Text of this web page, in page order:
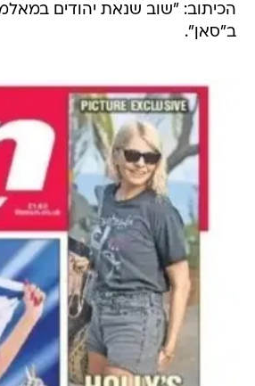
הכיתוב: "שוב שנאת יהודים
ב"סאן".